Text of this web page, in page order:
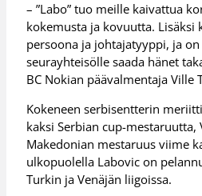
– ”Labo” tuo meille kaivattua
kokemusta ja kovuutta. Lisäksi
persoona ja johtajatyyppi, ja
seurayhteisölle saada hänet
BC Nokian päävalmentaja Ville
Kokeneen serbisentterin
kaksi Serbian cup-
Makedonian mestaruus viime
ulkopuolella Labovic on
Turkin ja Venäjän liigoissa.